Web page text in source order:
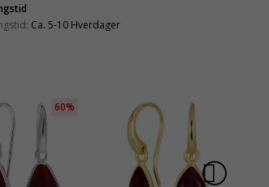
Ca. 5-10 Hverdager
60%